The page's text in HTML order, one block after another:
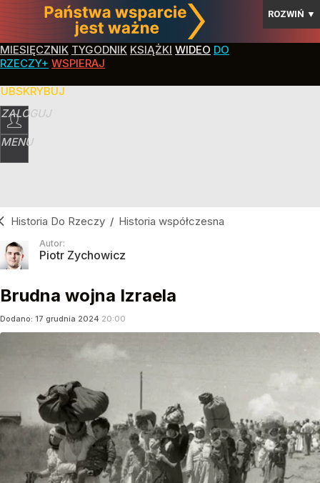
ROZWIŃ ▼
MIESIĘCZNIK TYGODNIK KSIĄŻKI WIDEO DO
RZECZY+ WSPIERAJ
ZALOGUJ
MENU
Historia Do Rzeczy / Historia współczesna
Autor:
Piotr Zychowicz
Brudna wojna Izraela
Dodano: 17 grudnia 2024 20:00